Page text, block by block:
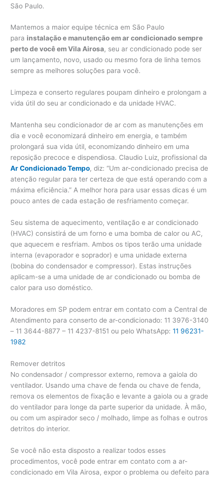
São Paulo.
Mantemos a maior equipe técnica em São Paulo
para instalação e manutenção em ar condicionado sempre
perto de você em Vila Airosa, seu ar condicionado pode ser
um lançamento, novo, usado ou mesmo fora de linha temos
sempre as melhores soluções para você.
Limpeza e conserto regulares poupam dinheiro e prolongam a
vida útil do seu ar condicionado e da unidade HVAC.
Mantenha seu condicionador de ar com as manutenções em
dia e você economizará dinheiro em energia, e também
prolongará sua vida útil, economizando dinheiro em uma
reposição precoce e dispendiosa. Claudio Luiz, profissional da
Ar Condicionado Tempo, diz: “Um ar-condicionado precisa de
atenção regular para ter certeza de que está operando com a
máxima eficiência.” A melhor hora para usar essas dicas é um
pouco antes de cada estação de resfriamento começar.
Seu sistema de aquecimento, ventilação e ar condicionado
(HVAC) consistirá de um forno e uma bomba de calor ou AC,
que aquecem e resfriam. Ambos os tipos terão uma unidade
interna (evaporador e soprador) e uma unidade externa
(bobina do condensador e compressor). Estas instruções
aplicam-se a uma unidade de ar condicionado ou bomba de
calor para uso doméstico.
Moradores em SP podem entrar em contato com a Central de
Atendimento para conserto de ar-condicionado: 11 3976-3140
– 11 3644-8877 – 11 4237-8151 ou pelo WhatsApp:11 96231-
1982
Remover detritos
No condensador / compressor externo, remova a gaiola do
ventilador. Usando uma chave de fenda ou chave de fenda,
remova os elementos de fixação e levante a gaiola ou a grade
do ventilador para longe da parte superior da unidade. À mão,
ou com um aspirador seco / molhado, limpe as folhas e outros
detritos do interior.
Se você não esta disposto a realizar todos esses
procedimentos, você pode entrar em contato com a ar-
condicionado em Vila Airosa, expor o problema ou defeito para